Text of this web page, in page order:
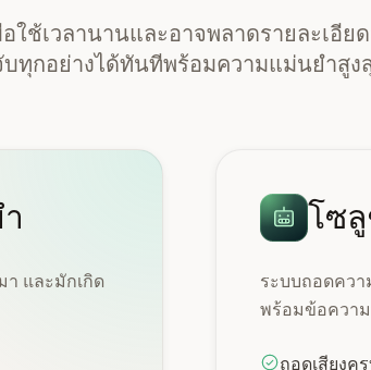
ใช้เวลานานและอาจพลาดรายละเอี
บทุกอย่างได้ทันทีพร้อมความแม่นยำสูง
า และมักเกิด
โซ
ระบบถอดคว
พร้อมข้อควา
ถอดเสียงค